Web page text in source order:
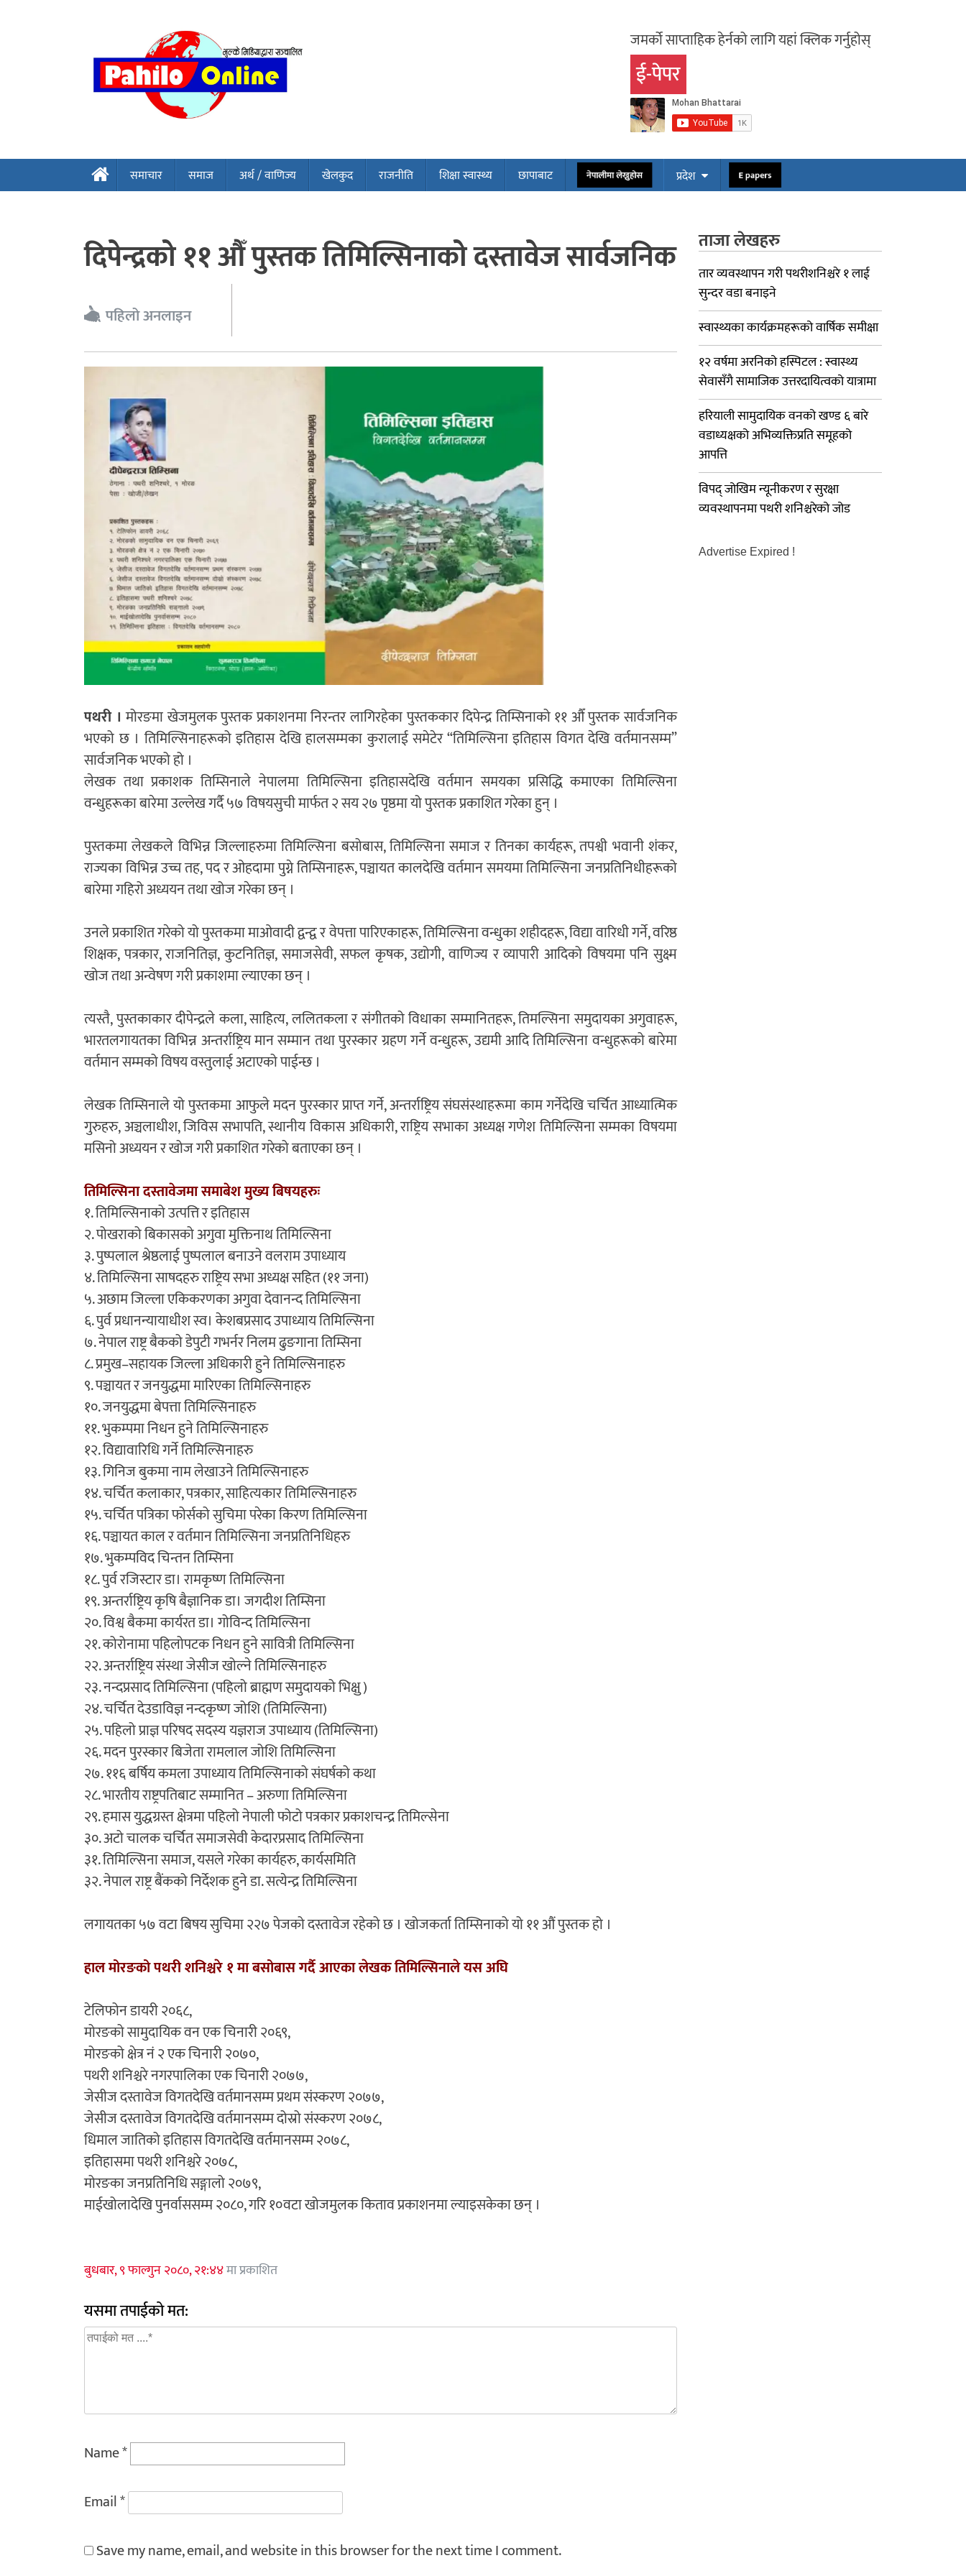
जमर्को साप्ताहिक हेर्नको लागि यहां क्लिक गर्नुहोस्
ई-पेपर
समाचार समाज अर्थ / वाणिज्य खेलकुद राजनीति शिक्षा स्वास्थ्य छापाबाट नेपालीमा लेख्नुहोस प्रदेश E papers
दिपेन्द्रको ११ औँ पुस्तक तिमिल्सिनाको दस्तावेज सार्वजनिक
पहिलो अनलाइन
पथरी । मोरङमा खेजमुलक पुस्तक प्रकाशनमा निरन्तर लागिरहेका पुस्तककार दिपेन्द्र तिम्सिनाको ११ औँ पुस्तक सार्वजनिक
भएको छ । तिमिल्सिनाहरूको इतिहास देखि हालसम्मका कुरालाई समेटेर “तिमिल्सिना इतिहास विगत देखि वर्तमानसम्म”
सार्वजनिक भएको हो ।
लेखक तथा प्रकाशक तिम्सिनाले नेपालमा तिमिल्सिना इतिहासदेखि वर्तमान समयका प्रसिद्धि कमाएका तिमिल्सिना
वन्धुहरूका बारेमा उल्लेख गर्दै ५७ विषयसुची मार्फत २ सय २७ पृष्ठमा यो पुस्तक प्रकाशित गरेका हुन् ।
पुस्तकमा लेखकले विभिन्न जिल्लाहरुमा तिमिल्सिना बसोबास, तिमिल्सिना समाज र तिनका कार्यहरू, तपश्वी भवानी शंकर,
राज्यका विभिन्न उच्च तह, पद र ओहदामा पुग्ने तिम्सिनाहरू, पञ्चायत कालदेखि वर्तमान समयमा तिमिल्सिना जनप्रतिनिधीहरूको
बारेमा गहिरो अध्ययन तथा खोज गरेका छन् ।
उनले प्रकाशित गरेको यो पुस्तकमा माओवादी द्वन्द्व र वेपत्ता पारिएकाहरू, तिमिल्सिना वन्धुका शहीदहरू, विद्या वारिधी गर्ने, वरिष्ठ
शिक्षक, पत्रकार, राजनितिज्ञ, कुटनितिज्ञ, समाजसेवी, सफल कृषक, उद्योगी, वाणिज्य र व्यापारी आदिको विषयमा पनि सुक्ष्म
खोज तथा अन्वेषण गरी प्रकाशमा ल्याएका छन् ।
त्यस्तै, पुस्तकाकार दीपेन्द्रले कला, साहित्य, ललितकला र संगीतको विधाका सम्मानितहरू, तिमल्सिना समुदायका अगुवाहरू,
भारतलगायतका विभिन्न अन्तर्राष्ट्रिय मान सम्मान तथा पुरस्कार ग्रहण गर्ने वन्धुहरू, उद्यमी आदि तिमिल्सिना वन्धुहरूको बारेमा
वर्तमान सम्मको विषय वस्तुलाई अटाएको पाईन्छ ।
लेखक तिम्सिनाले यो पुस्तकमा आफुले मदन पुरस्कार प्राप्त गर्ने, अन्तर्राष्ट्रिय संघसंस्थाहरूमा काम गर्नेदेखि चर्चित आध्यात्मिक
गुरुहरु, अञ्चलाधीश, जिविस सभापति, स्थानीय विकास अधिकारी, राष्ट्रिय सभाका अध्यक्ष गणेश तिमिल्सिना सम्मका विषयमा
मसिनो अध्ययन र खोज गरी प्रकाशित गरेको बताएका छन् ।
तिमिल्सिना दस्तावेजमा समाबेश मुख्य बिषयहरुः
१. तिमिल्सिनाको उत्पत्ति र इतिहास
२. पोखराको बिकासको अगुवा मुक्तिनाथ तिमिल्सिना
३. पुष्पलाल श्रेष्ठलाई पुष्पलाल बनाउने वलराम उपाध्याय
४. तिमिल्सिना साषदहरु राष्ट्रिय सभा अध्यक्ष सहित (११ जना)
५. अछाम जिल्ला एकिकरणका अगुवा देवानन्द तिमिल्सिना
६. पुर्व प्रधानन्यायाधीश स्व। केशबप्रसाद उपाध्याय तिमिल्सिना
७. नेपाल राष्ट्र बैकको डेपुटी गभर्नर निलम ढुङगाना तिम्सिना
८. प्रमुख–सहायक जिल्ला अधिकारी हुने तिमिल्सिनाहरु
९. पञ्चायत र जनयुद्धमा मारिएका तिमिल्सिनाहरु
१०. जनयुद्धमा बेपत्ता तिमिल्सिनाहरु
११. भुकम्पमा निधन हुने तिमिल्सिनाहरु
१२. विद्यावारिधि गर्ने तिमिल्सिनाहरु
१३. गिनिज बुकमा नाम लेखाउने तिमिल्सिनाहरु
१४. चर्चित कलाकार, पत्रकार, साहित्यकार तिमिल्सिनाहरु
१५. चर्चित पत्रिका फोर्सको सुचिमा परेका किरण तिमिल्सिना
१६. पञ्चायत काल र वर्तमान तिमिल्सिना जनप्रतिनिधिहरु
१७. भुकम्पविद चिन्तन तिम्सिना
१८. पुर्व रजिस्टार डा। रामकृष्ण तिमिल्सिना
१९. अन्तर्राष्ट्रिय कृषि बैज्ञानिक डा। जगदीश तिम्सिना
२०. विश्व बैकमा कार्यरत डा। गोविन्द तिमिल्सिना
२१. कोरोनामा पहिलोपटक निधन हुने सावित्री तिमिल्सिना
२२. अन्तर्राष्ट्रिय संस्था जेसीज खोल्ने तिमिल्सिनाहरु
२३. नन्दप्रसाद तिमिल्सिना (पहिलो ब्राह्मण समुदायको भिक्षु )
२४. चर्चित देउडाविज्ञ नन्दकृष्ण जोशि (तिमिल्सिना)
२५. पहिलो प्राज्ञ परिषद सदस्य यज्ञराज उपाध्याय (तिमिल्सिना)
२६. मदन पुरस्कार बिजेता रामलाल जोशि तिमिल्सिना
२७. ११६ बर्षिय कमला उपाध्याय तिमिल्सिनाको संघर्षको कथा
२८. भारतीय राष्ट्रपतिबाट सम्मानित – अरुणा तिमिल्सिना
२९. हमास युद्धग्रस्त क्षेत्रमा पहिलो नेपाली फोटो पत्रकार प्रकाशचन्द्र तिमिल्सेना
३०. अटो चालक चर्चित समाजसेवी केदारप्रसाद तिमिल्सिना
३१. तिमिल्सिना समाज, यसले गरेका कार्यहरु, कार्यसमिति
३२. नेपाल राष्ट्र बैंकको निर्देशक हुने डा. सत्येन्द्र तिमिल्सिना
लगायतका ५७ वटा बिषय सुचिमा २२७ पेजको दस्तावेज रहेको छ । खोजकर्ता तिम्सिनाको यो ११ औं पुस्तक हो ।
हाल मोरङको पथरी शनिश्चरे १ मा बसोबास गर्दै आएका लेखक तिमिल्सिनाले यस अघि
टेलिफोन डायरी २०६८,
मोरङको सामुदायिक वन एक चिनारी २०६९,
मोरङको क्षेत्र नं २ एक चिनारी २०७०,
पथरी शनिश्चरे नगरपालिका एक चिनारी २०७७,
जेसीज दस्तावेज विगतदेखि वर्तमानसम्म प्रथम संस्करण २०७७,
जेसीज दस्तावेज विगतदेखि वर्तमानसम्म दोस्रो संस्करण २०७८,
धिमाल जातिको इतिहास विगतदेखि वर्तमानसम्म २०७८,
इतिहासमा पथरी शनिश्चरे २०७८,
मोरङका जनप्रतिनिधि सङ्गालो २०७९,
माईखोलादेखि पुनर्वाससम्म २०८०, गरि १०वटा खोजमुलक किताव प्रकाशनमा ल्याइसकेका छन् ।
बुधबार, ९ फाल्गुन २०८०, २१:४४मा प्रकाशित
यसमा तपाईको मत:
Name*
Email*
Save my name, email, and website in this browser for the next time I comment.
ताजा लेखहरु
तार व्यवस्थापन गरी पथरीशनिश्चरे १ लाई
सुन्दर वडा बनाइने
स्वास्थ्यका कार्यक्रमहरूको वार्षिक समीक्षा
१२ वर्षमा अरनिको हस्पिटल : स्वास्थ्य
सेवासँगै सामाजिक उत्तरदायित्वको यात्रामा
हरियाली सामुदायिक वनको खण्ड ६ बारे
वडाध्यक्षको अभिव्यक्तिप्रति समूहको
आपत्ति
विपद् जोखिम न्यूनीकरण र सुरक्षा
व्यवस्थापनमा पथरी शनिश्चरेको जोड
Advertise Expired !